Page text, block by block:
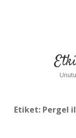
Etiket: Pergel